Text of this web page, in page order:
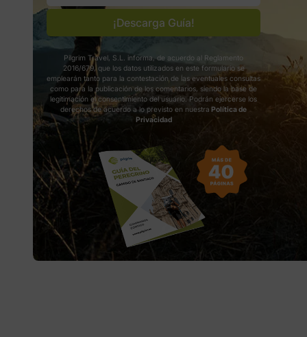
¡Descarga Guía!
Pilgrim Travel, S.L. informa, de acuerdo al Reglamento
2016/679, que los datos utilizados en este formulario se
emplearán tanto para la contestación de las eventuales consultas
como para la publicación de los comentarios, siendo la base de
legitimación el consentimiento del usuario. Podrán ejercerse los
derechos de acuerdo a lo previsto en nuestra Política de
Privacidad